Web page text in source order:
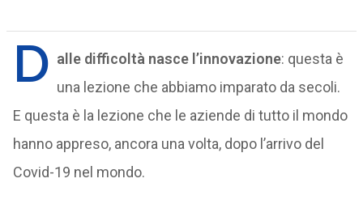
D alle difficoltà nasce l’innovazione: questa è
una lezione che abbiamo imparato da secoli.
E questa è la lezione che le aziende di tutto il mondo
hanno appreso, ancora una volta, dopo l’arrivo del
Covid-19 nel mondo.